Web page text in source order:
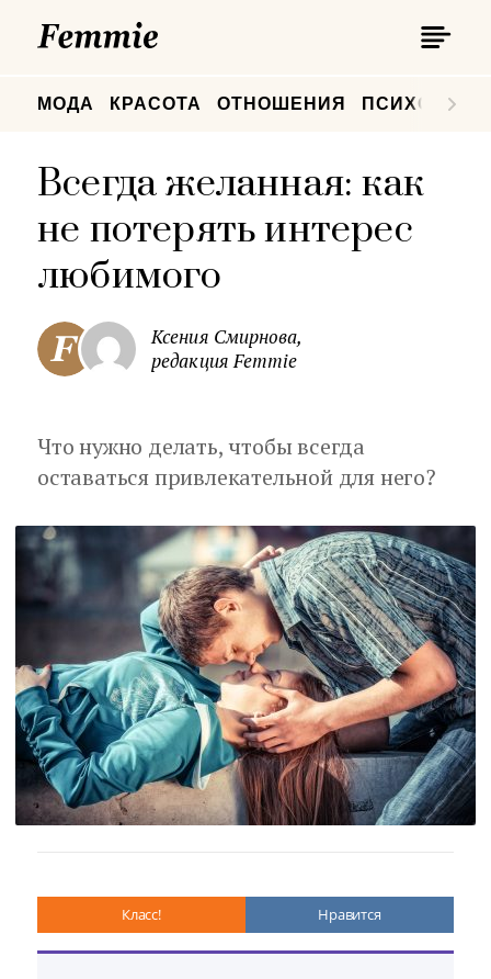
МОДА КРАСОТА ОТНОШЕНИЯ
Всегда желанная: как
не потерять интерес
любимого
Ксения Смирнова,
редакция Femmie
Что нужно делать, чтобы всегда
оставаться привлекательной для него?
Класс! Нравится